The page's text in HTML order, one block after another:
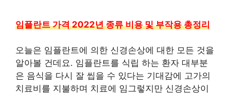
임플란트 가격 2022년 종류 비용 및 부작용 총정리
오늘은 임플란트에 의한 신경손상에 대한 모든 것을
알아볼 건데요. 임플란트를 식립 하는 환자 대부분
은 음식을 다시 잘 씹을 수 있다는 기대감에 고가의
치료비를 지불하며 치료에 임그렇지만 신경손상이